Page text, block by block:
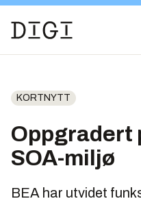
KORTNYTT
Oppgradert
SOA-miljø
BEA har utvidet